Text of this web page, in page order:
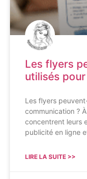
Les flyers
utilisés
Les flyers
communication ?
concentrent leurs
publicité en ligne
LIRE LA SUITE >>